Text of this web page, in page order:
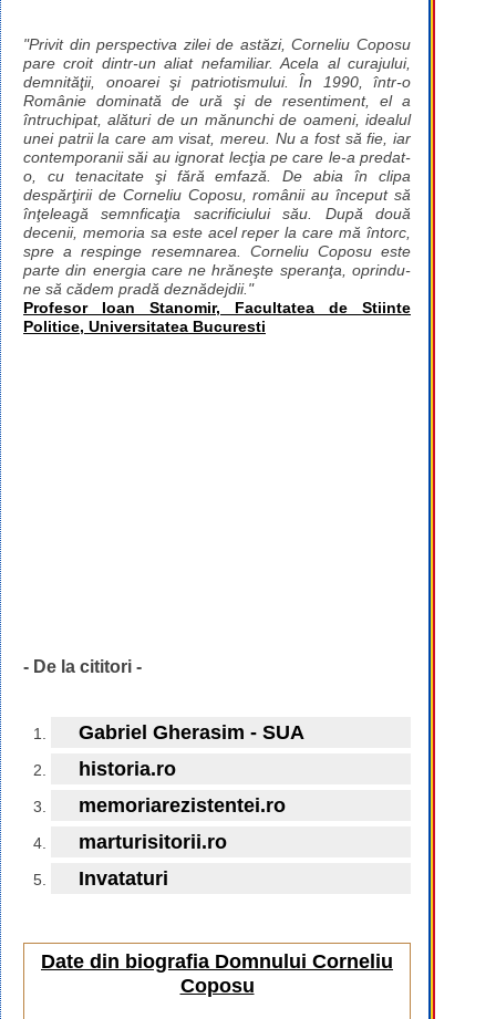
"Privit din perspectiva zilei de astăzi, Corneliu Coposu
pare croit dintr-un aliat nefamiliar. Acela al curajului,
demnităţii, onoarei şi patriotismului. În 1990, într-o
Românie dominată de ură şi de resentiment, el a
întruchipat, alături de un mănunchi de oameni, idealul
unei patrii la care am visat, mereu. Nu a fost să fie, iar
contemporanii săi au ignorat lecţia pe care le-a predat-
o, cu tenacitate şi fără emfază. De abia în clipa
despărţirii de Corneliu Coposu, românii au început să
înţeleagă semnficaţia sacrificiului său. După două
decenii, memoria sa este acel reper la care mă întorc,
spre a respinge resemnarea. Corneliu Coposu este
parte din energia care ne hrăneşte speranţa, oprindu-
ne să cădem pradă deznădejdii."
Profesor Ioan Stanomir, Facultatea de Stiinte
Politice, Universitatea Bucuresti
- De la cititori -
Gabriel Gherasim - SUA
historia.ro
memoriarezistentei.ro
marturisitorii.ro
Invataturi
Date din biografia Domnului Corneliu
Coposu